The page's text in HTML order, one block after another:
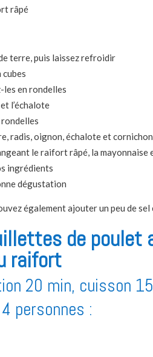
râpé
terre, puis laissez refroidir
cubes
les en rondelles
l’échalote
radis, oignon, échalote et
le raifort râpé, la mayonnaise
ingrédients
dégustation
également ajouter un peu de
de poulet
raifort
20 min, cuisson
personnes :